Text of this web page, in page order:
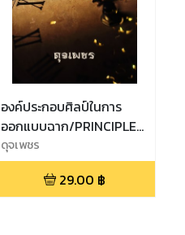
องค์ประกอบศิลป์ในการ
ออกแบบฉาก/PRINCIPLES
OF SCENIC DESIGN
ดุจเพชร
29.00 ฿